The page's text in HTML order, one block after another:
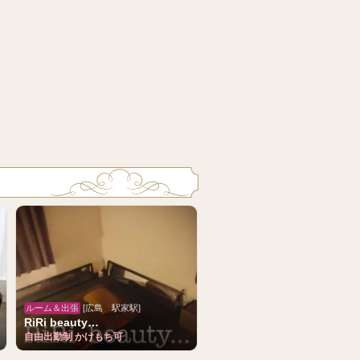
ルーム＆出張 [広島 駅家駅]
RiRi beauty…
自由出勤制 かけもち可